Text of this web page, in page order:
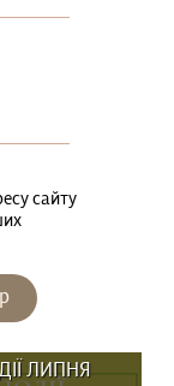
сайту
ЛИПНЯ